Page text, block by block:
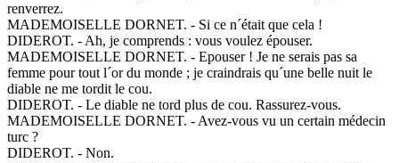
renverrez.
MADEMOISELLE DORNET. - Si ce n´était que cela !
DIDEROT. - Ah, je comprends : vous voulez épouser.
MADEMOISELLE DORNET. - Epouser ! Je ne serais pas sa
femme pour tout l´or du monde ; je craindrais qu´une belle nuit le
diable ne me tordit le cou.
DIDEROT. - Le diable ne tord plus de cou. Rassurez-vous.
MADEMOISELLE DORNET. - Avez-vous vu un certain médecin
turc ?
DIDEROT. - Non.